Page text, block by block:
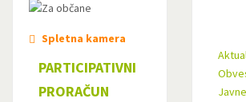
Spletna kamera
PARTICIPATIVNI
PRORAČUN